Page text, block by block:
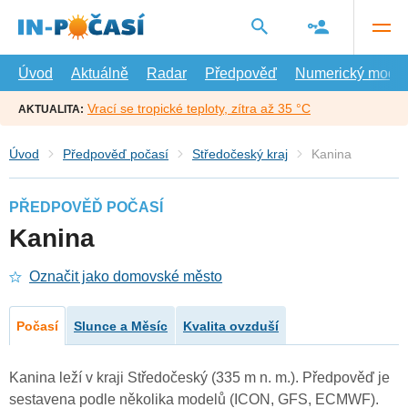
hlavní
Úvod
Aktuálně Radar Předpověď Numerický model
AKTUALITA: Vrací se tropické teploty, zítra až 35 °C
Úvod Předpověď počasí Středočeský kraj Kanina
PŘEDPOVĚĎ POČASÍ
Kanina
Označit jako domovské město
Počasí Slunce a Měsíc Kvalita ovzduší
Kanina leží v kraji Středočeský (335 m n. m.). Předpověď je
sestavena podle několika modelů (ICON, GFS, ECMWF).